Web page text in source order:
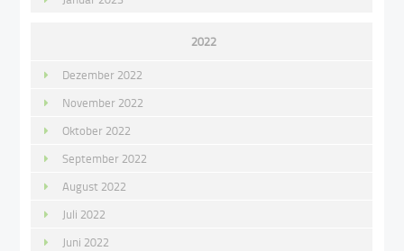
2022
Dezember 2022
November 2022
Oktober 2022
September 2022
August 2022
Juli 2022
Juni 2022